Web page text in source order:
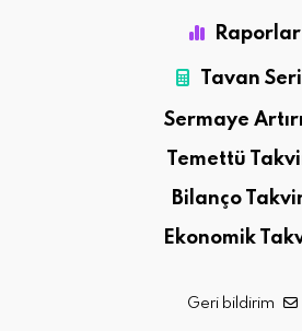
Raporlar
Tavan
Sermaye
Temettü
Bilanço
Ekonomik
Geri bildirim